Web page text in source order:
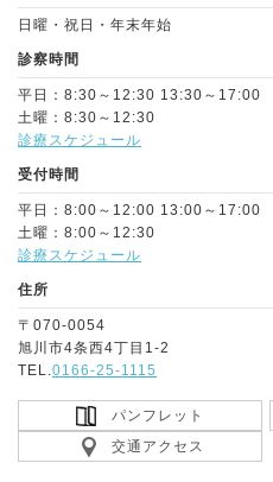
日曜・祝日・年末年始
診察時間
平日：8:30～12:30 13:30～17:00
土曜：8:30～12:30
診療スケジュール
受付時間
平日：8:00～12:00 13:00～17:00
土曜：8:00～12:30
診療スケジュール
住所
〒070-0054
旭川市4条西4丁目1-2
TEL.0166-25-1115
パンフレット
交通アクセス